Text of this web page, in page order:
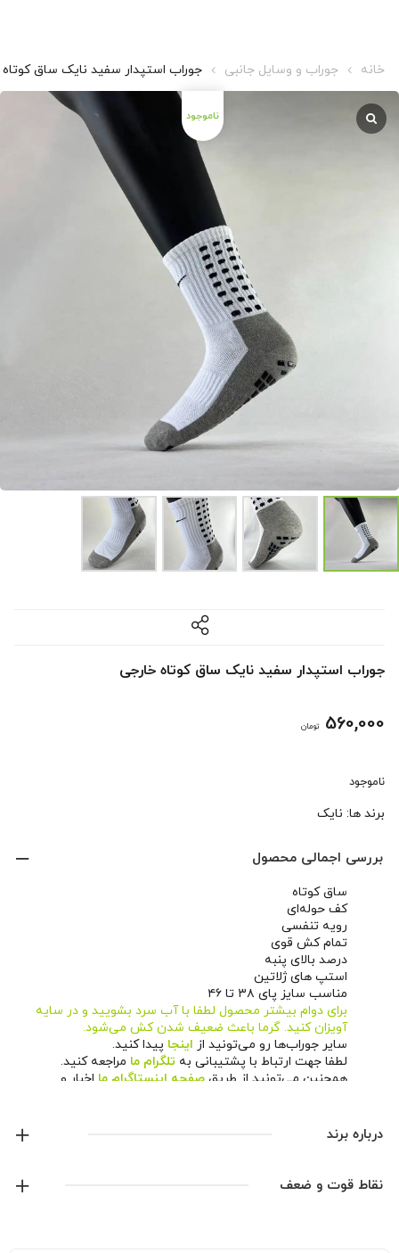
خانه جوراب و وسایل جانبی جوراب استپدار سفید نایک ساق
جوراب استپدار سفید نایک ساق کوتاه خارجی
560,000 تومان
ناموجود
برند ها: نایک
بررسی اجمالی محصول
ساق کوتاه
کف حوله‌ای
رویه تنفسی
تمام کش قوی
درصد بالای پنبه
استپ های ژلاتین
مناسب سایز پای ۳۸ تا ۴۶
برای دوام بیشتر محصول لطفا با آب سرد بشویید و در سایه
آویزان کنید. گرما باعث ضعیف شدن کش می‌شود.
سایر جوراب‌ها رو می‌تونید از اینجا پیدا کنید.
لطفا جهت ارتباط با پشتیبانی به تلگرام ما مراجعه کنید.
همچنین می‌تونید از طریق صفحه اینستاگرام ما اخبار و
درباره برند
نایک
نقاط قوت و ضعف